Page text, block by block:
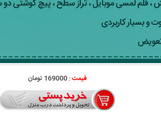
قیمت :169000 تومان